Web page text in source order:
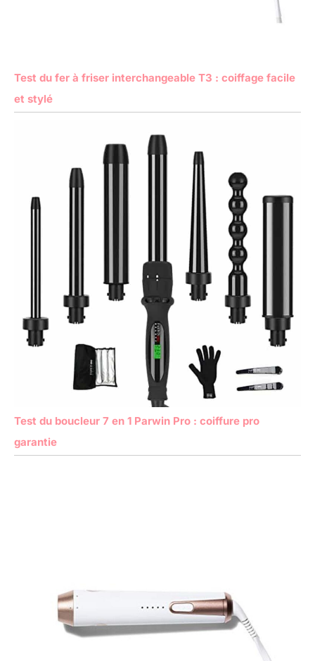
Test du fer à friser interchangeable T3 : coiffage facile
et stylé
Test du boucleur 7 en 1 Parwin Pro : coiffure pro
garantie